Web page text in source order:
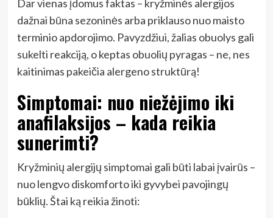
Dar vienas įdomus faktas – kryžminės alergijos
dažnai būna sezoninės arba priklauso nuo maisto
terminio apdorojimo. Pavyzdžiui, žalias obuolys gali
sukelti reakciją, o keptas obuolių pyragas – ne, nes
kaitinimas pakeičia alergeno struktūrą!
Simptomai: nuo niežėjimo iki
anafilaksijos – kada reikia
sunerimti?
Kryžminių alergijų simptomai gali būti labai įvairūs –
nuo lengvo diskomforto iki gyvybei pavojingų
būklių. Štai ką reikia žinoti: